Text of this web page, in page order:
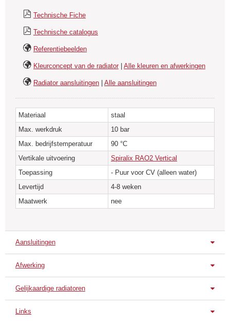
willen maar juist ook karakter en sfeer willen uitstralen!
Toepassing
Een uitgebreide range Spiralix met grote output is leverbaar.
* Ideaal voor moderne interieurs, lofts, een industriële inrichting of in
openbare ruimtes.
beschikbaar.
* Alle Ral kleuren mogelijk
* De Spiralix radiatoren zijn standaard geschikt voor gebruik in een CV
systeem. Elektrische uitvoeringen zijn op aanvraag.
Technische Fiche
Technische catalogus
Referentiebeelden
Kleurconcept van de radiator | Alle kleuren en afwerkingen
Radiator aansluitingen | Alle aansluitingen
Materiaal
staal
Max. werkdruk
10 bar
Max. bedrijfstemperatuur
90 °C
Vertikale uitvoering
Spiralix RAO2 Vertical
Toepassing
- Puur voor CV (alleen water)
Levertijd
4-8 weken
Maatwerk
nee
Aansluitingen
Standaard aansluitingen
Enkelzijdig L
Afwerking
Standaard uitvoering
Gelijkaardige radiatoren
Links